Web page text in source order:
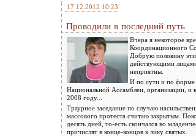
17.12.2012 10:23
Проводили в последний путь
Вчера я некоторое
Координационного
Добрую половину
действующими
неприятны.
И по сути и по форме
Национальной Ассамблеи, организации, и
2008 году...
Траурное заседание по случаю
массового протеста считаю закрытым.
десять дней, то-есть скончался во
причислят в конце-концов к лику святых.